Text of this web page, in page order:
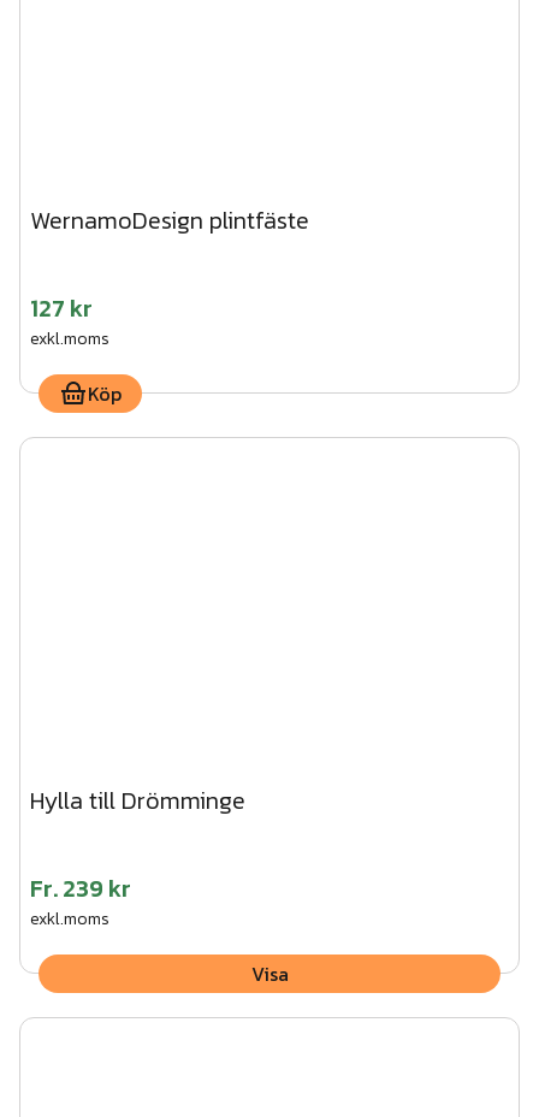
WernamoDesign plintfäste
127 kr
exkl.moms
Köp
Hylla till Drömminge
Fr.239 kr
exkl.moms
Visa